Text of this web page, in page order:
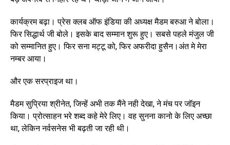
कार्यक्रम बढ़ा। प्रेस क्लब ऑफ इंडिया की अध्यक्ष मैडम बरुआ ने बोला।
फिर सिद्धार्थ जी बोले। इसके बाद सम्मान शुरू हुए। सबसे पहले मंजुल जी
को सम्मानित हुए। फिर सना मट्टू को, फिर अफरीदा हुसैन।अंत मे मेरा
नम्बर आया।
और एक सरप्राइज था।
मैडम सुप्रिया श्रीनेत, जिन्हें अभी तक मैंने नही देखा, ने मंच पर जॉइन
किया। प्रोत्साहन भरे शब्द कहे मेरे लिए। वह सुनना कानो के लिए अच्छा
था, लेकिन नर्वसनेस भी बढ़ती जा रही थी।